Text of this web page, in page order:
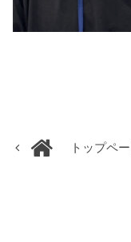
トップペ